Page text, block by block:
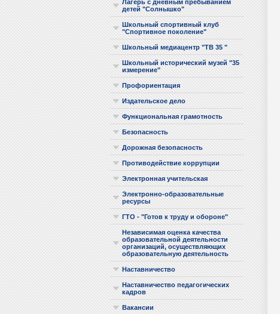
Лагерь с дневным пребыванием
детей "Солнышко"
Школьный спортивный клуб
"Спортивное поколение"
Школьный медиацентр "ТВ 35 "
Школьный исторический музей "35
измерение"
Профориентация
Издательское дело
Функциональная грамотность
Безопасность
Дорожная безопасность
Противодействие коррупции
Электронная учительская
Электронно-образовательные
ресурсы
ГТО - "Готов к труду и обороне"
Независимая оценка качества
образовательной деятельности
организаций, осуществляющих
образовательную деятельность
Наставничество
Наставничество педагогических
кадров
Вакансии